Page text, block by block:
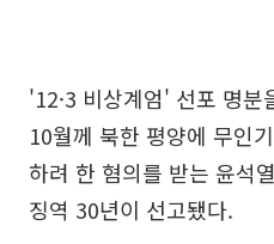
'12·3 비상계엄' 선포 명
10월께 북한 평양에 무인
하려 한 혐의를 받는 윤석
징역 30년이 선고됐다.